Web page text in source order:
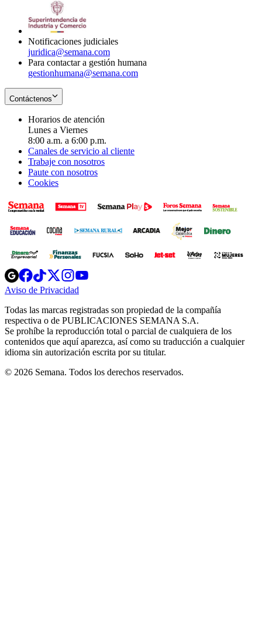
Notificaciones judiciales
juridica@semana.com
Para contactar a gestión humana
gestionhumana@semana.com
Contáctenos
Horarios de atención
Lunes a Viernes
8:00 a.m. a 6:00 p.m.
Canales de servicio al cliente
Trabaje con nosotros
Paute con nosotros
Cookies
Opens
in
new
Opens
in
new
Opens
in
new
window
Opens
new
windowwindow
Aviso de Privacidad
new
window
Todas las marcas registradas son propiedad de la compañía
respectiva o de PUBLICACIONES SEMANA S.A.
Se prohíbe la reproducción total o parcial de cualquiera de los
contenidos que aquí aparezca, así como su traducción a cualquier
idioma sin autorización escrita por su titular.
© 2026 Semana. Todos los derechos reservados.